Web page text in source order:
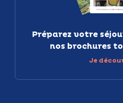
Préparez votre
nos brochures
Je